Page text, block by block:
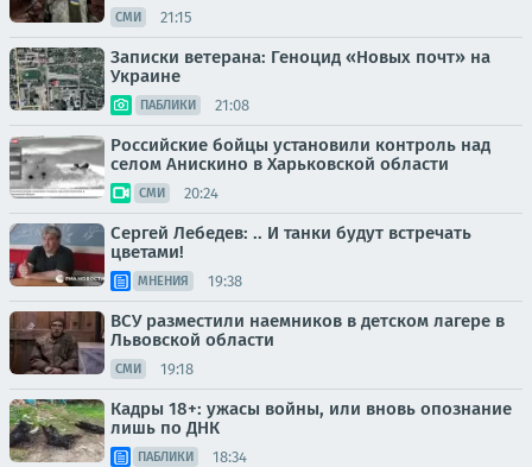
СМИ 21:15
Записки ветерана: Геноцид «Новых почт» на
Украине
ПАБЛИКИ 21:08
Российские бойцы установили контроль над
селом Анискино в Харьковской области
СМИ 20:24
Сергей Лебедев: .. И танки будут встречать
цветами!
МНЕНИЯ 19:38
ВСУ разместили наемников в детском лагере в
Львовской области
СМИ 19:18
Кадры 18+: ужасы войны, или вновь опознание
лишь по ДНК
ПАБЛИКИ 18:34